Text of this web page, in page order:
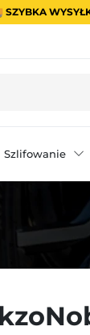
SZYBKA
Szlifowanie